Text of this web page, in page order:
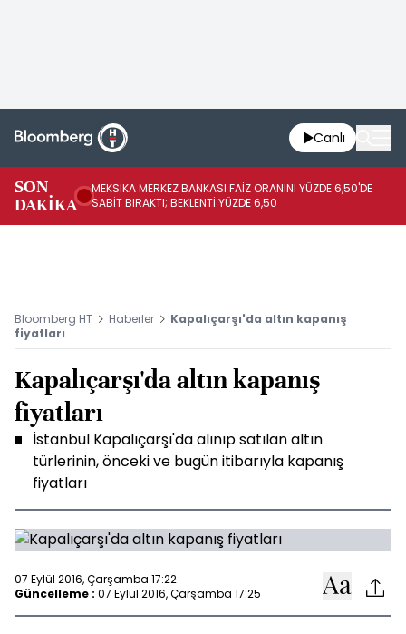
Canlı
SON
DAKİKA
MEKSİKA MERKEZ BANKASI FAİZ ORANINI YÜZDE 6,50'DE
SABİT BIRAKTI; BEKLENTİ YÜZDE 6,50
Bloomberg HT Haberler
Kapalıçarşı'da altın kapanış
fiyatları
Kapalıçarşı'da altın kapanış
fiyatları
İstanbul Kapalıçarşı'da alınıp satılan altın
türlerinin, önceki ve bugün itibarıyla kapanış
fiyatları
07 Eylül 2016, Çarşamba 17:22
Güncelleme : 07 Eylül 2016, Çarşamba 17:25